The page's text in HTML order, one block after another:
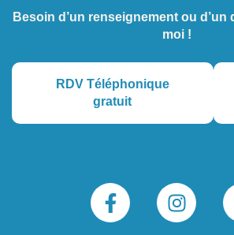
Besoin d’un renseignement ou d’un
moi !
RDV Téléphonique
gratuit